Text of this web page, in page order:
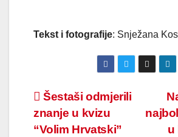
Tekst i fotografije: Snježana Kos
Navigacija
objava
u
Šestaši odmjerili
znanje u kvizu
“Volim Hrvatski”